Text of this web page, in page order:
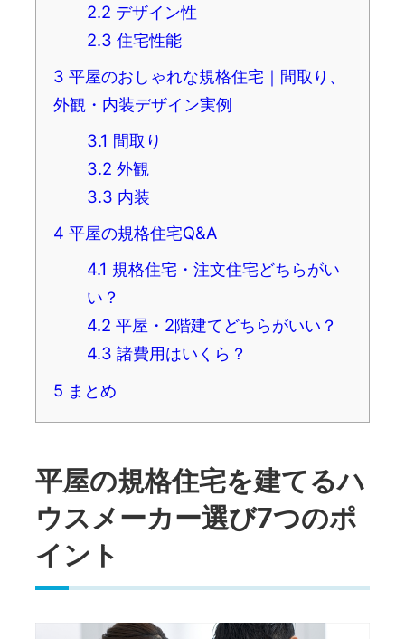
2.2 デザイン性
2.3 住宅性能
3 平屋のおしゃれな規格住宅｜間取り、
外観・内装デザイン実例
3.1 間取り
3.2 外観
3.3 内装
4 平屋の規格住宅Q&A
4.1 規格住宅・注文住宅どちらがい
い？
4.2 平屋・2階建てどちらがいい？
4.3 諸費用はいくら？
5 まとめ
平屋の規格住宅を建てるハ
ウスメーカー選び7つのポ
イント